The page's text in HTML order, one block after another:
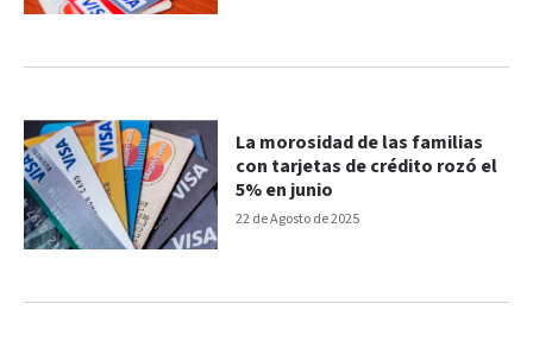
22 de Agosto de 2025
La morosidad de las familias
con tarjetas de crédito rozó el
5% en junio